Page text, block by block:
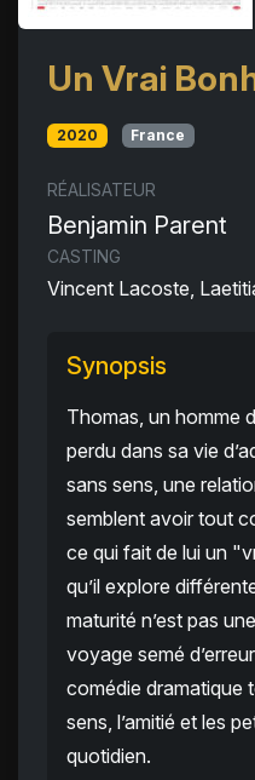
Un Vrai
2020 France
RÉALISATEUR
Benjamin Parent
CASTING
Vincent Lacoste,
Synopsis
Thomas, un homme
perdu dans sa vie
sans sens, une
semblent avoir tout
ce qui fait de lui un
qu’il explore
maturité n’est pas
voyage semé
comédie dramatique
sens, l’amitié et les
quotidien.